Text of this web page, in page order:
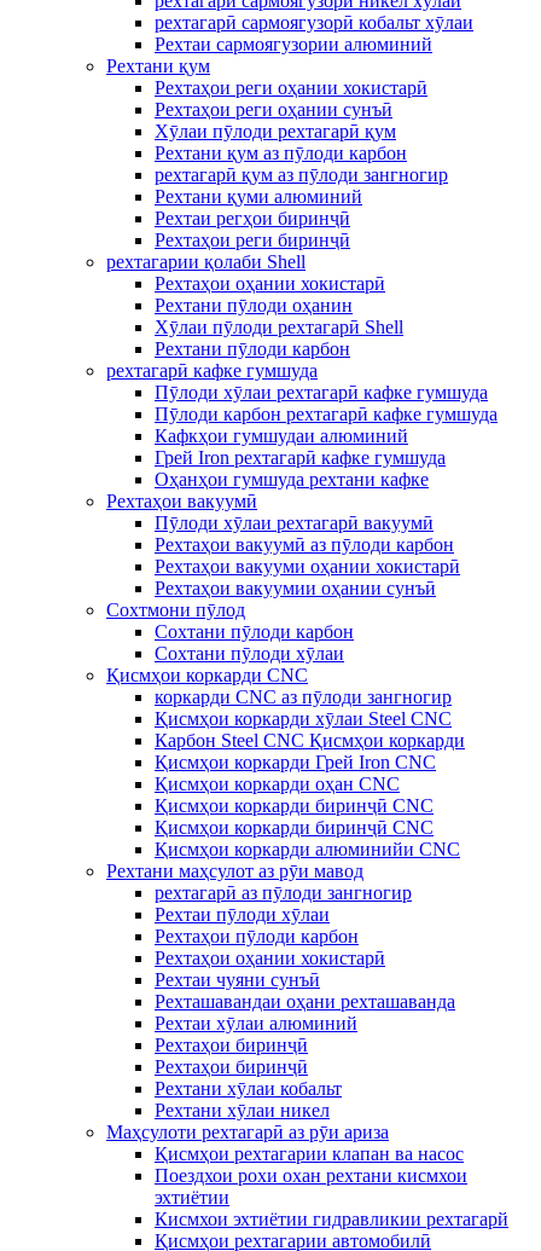
рехтагарӣ сармоягузорӣ кобальт хӯлаи
Рехтаи сармоягузории алюминий
Рехтани қум
Рехтаҳои реги оҳании хокистарӣ
Рехтаҳои реги оҳании сунъӣ
Хӯлаи пӯлоди рехтагарӣ қум
Рехтани қум аз пӯлоди карбон
рехтагарӣ қум аз пӯлоди зангногир
Рехтани қуми алюминий
Рехтаи регҳои биринҷӣ
Рехтаҳои реги биринҷӣ
рехтагарии қолаби Shell
Рехтаҳои оҳании хокистарӣ
Рехтани пӯлоди оҳанин
Хӯлаи пӯлоди рехтагарӣ Shell
Рехтани пӯлоди карбон
рехтагарӣ кафке гумшуда
Пӯлоди хӯлаи рехтагарӣ кафке гумшуда
Пӯлоди карбон рехтагарӣ кафке гумшуда
Кафкҳои гумшудаи алюминий
Грей Iron рехтагарӣ кафке гумшуда
Оҳанҳои гумшуда рехтани кафке
Рехтаҳои вакуумӣ
Пӯлоди хӯлаи рехтагарӣ вакуумӣ
Рехтаҳои вакуумӣ аз пӯлоди карбон
Рехтаҳои вакууми оҳании хокистарӣ
Рехтаҳои вакуумии оҳании сунъӣ
Сохтмони пӯлод
Сохтани пӯлоди карбон
Сохтани пӯлоди хӯлаи
Қисмҳои коркарди CNC
коркарди CNC аз пӯлоди зангногир
Қисмҳои коркарди хӯлаи Steel CNC
Карбон Steel CNC Қисмҳои коркарди
Қисмҳои коркарди Грей Iron CNC
Қисмҳои коркарди оҳан CNC
Қисмҳои коркарди биринҷӣ CNC
Қисмҳои коркарди биринҷӣ CNC
Қисмҳои коркарди алюминийи CNC
Рехтани маҳсулот аз рӯи мавод
рехтагарӣ аз пӯлоди зангногир
Рехтаи пӯлоди хӯлаи
Рехтаҳои пӯлоди карбон
Рехтаҳои оҳании хокистарӣ
Рехтаи чуяни сунъӣ
Рехташавандаи оҳани рехташаванда
Рехтаи хӯлаи алюминий
Рехтаҳои биринҷӣ
Рехтаҳои биринҷӣ
Рехтани хӯлаи кобальт
Рехтани хӯлаи никел
Маҳсулоти рехтагарӣ аз рӯи ариза
Қисмҳои рехтагарии клапан ва насос
Поездхои рохи охан рехтани кисмхои
эхтиётии
Кисмхои эхтиётии гидравликии рехтагарй
Қисмҳои рехтагарии автомобилӣ